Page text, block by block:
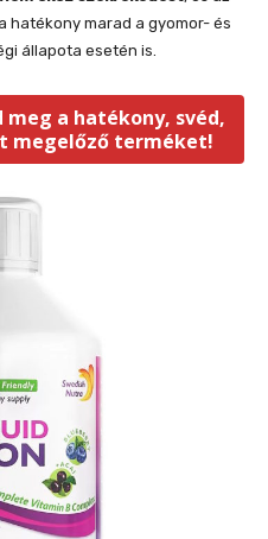
marad a gyomor- és
állapota esetén is.
a hatékony, svéd,
megelőző terméket!